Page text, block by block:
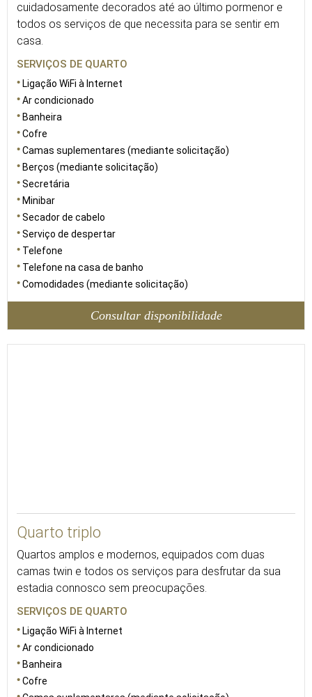
cuidadosamente decorados até ao último pormenor e
todos os serviços de que necessita para se sentir em
casa.
SERVIÇOS DE QUARTO
Ligação WiFi à Internet
Ar condicionado
Banheira
Cofre
Camas suplementares (mediante solicitação)
Berços (mediante solicitação)
Secretária
Minibar
Secador de cabelo
Serviço de despertar
Telefone
Telefone na casa de banho
Comodidades (mediante solicitação)
Consultar disponibilidade
Quarto triplo
Quartos amplos e modernos, equipados com duas
camas twin e todos os serviços para desfrutar da sua
estadia connosco sem preocupações.
SERVIÇOS DE QUARTO
Ligação WiFi à Internet
Ar condicionado
Banheira
Cofre